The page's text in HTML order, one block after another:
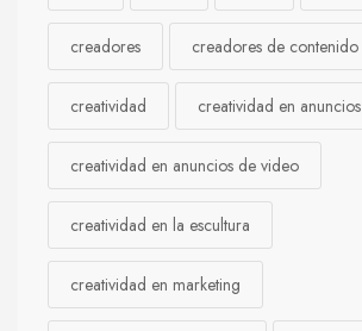
creadores creadores de contenido
creatividad creatividad en anuncios
creatividad en anuncios de video
creatividad en la escultura
creatividad en marketing